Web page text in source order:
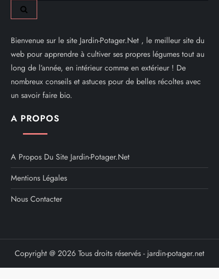
Bienvenue sur le site Jardin-Potager.Net , le meilleur site du
web pour apprendre à cultiver ses propres légumes tout au
long de l’année, en intérieur comme en extérieur ! De
nombreux conseils et astuces pour de belles récoltes avec
un savoir faire bio.
A PROPOS
A Propos Du Site Jardin-Potager.net
Mentions Légales
Nous Contacter
Copyright @ 2026 Tous droits réservés - jardin-potager.net